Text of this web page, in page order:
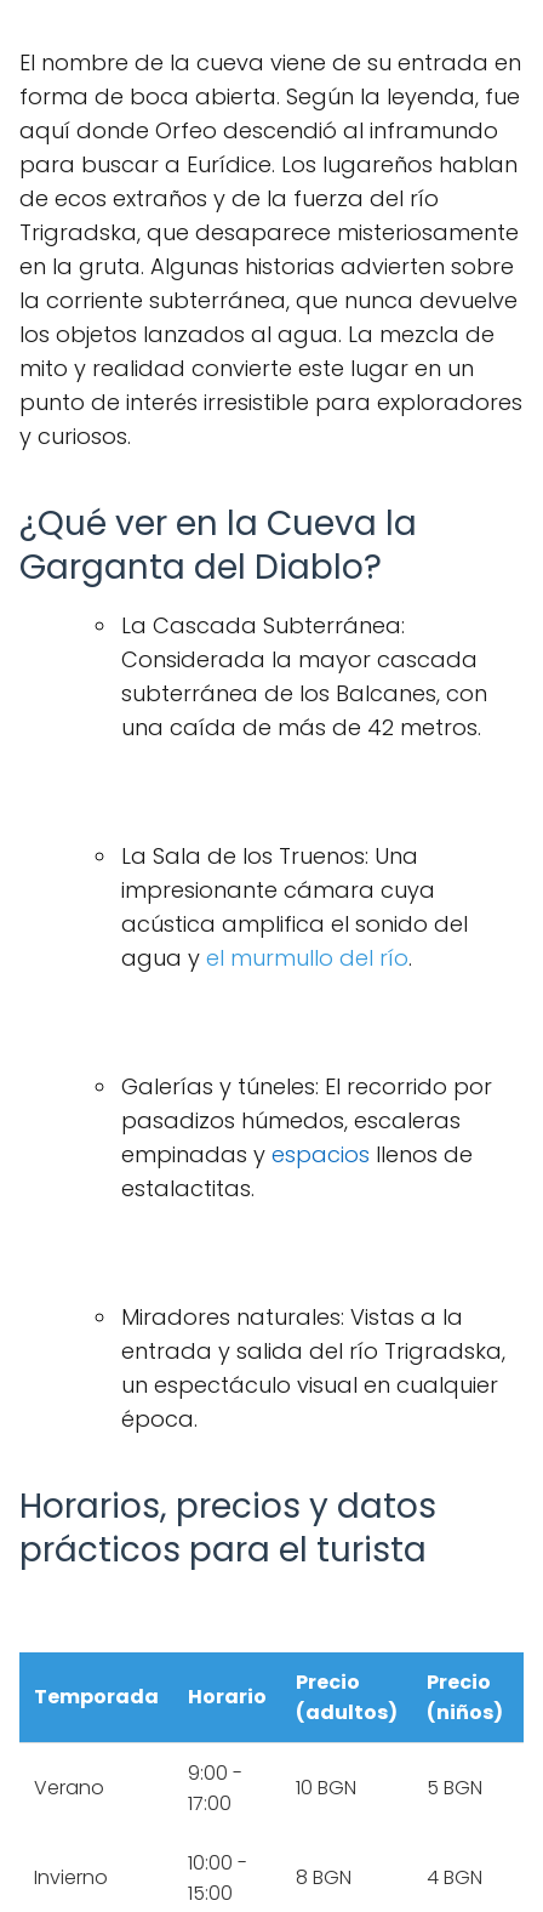
El nombre de la cueva viene de su entrada en
forma de boca abierta. Según la leyenda, fue
aquí donde Orfeo descendió al inframundo
para buscar a Eurídice. Los lugareños hablan
de ecos extraños y de la fuerza del río
Trigradska, que desaparece misteriosamente
en la gruta. Algunas historias advierten sobre
la corriente subterránea, que nunca devuelve
los objetos lanzados al agua. La mezcla de
mito y realidad convierte este lugar en un
punto de interés irresistible para exploradores
y curiosos.
¿Qué ver en la Cueva la
Garganta del Diablo?
La Cascada Subterránea:
Considerada la mayor cascada
subterránea de los Balcanes, con
una caída de más de 42 metros.
La Sala de los Truenos: Una
impresionante cámara cuya
acústica amplifica el sonido del
agua y el murmullo del río.
Galerías y túneles: El recorrido por
pasadizos húmedos, escaleras
empinadas y espacios llenos de
estalactitas.
Miradores naturales: Vistas a la
entrada y salida del río Trigradska,
un espectáculo visual en cualquier
época.
Horarios, precios y datos
prácticos para el turista
Temporada Horario
Precio
(adultos)
Precio
(niños)
Verano
9:00 -
17:00
10 BGN 5 BGN
Invierno
10:00 -
15:00
8 BGN 4 BGN